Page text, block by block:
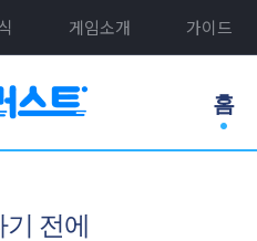
게임소개 가이드
홈
전에